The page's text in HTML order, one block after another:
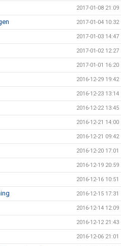
2017-01-08 21:09
2017-01-04 10:32
2017-01-03 14:47
2017-01-02 12:27
2017-01-01 16:20
2016-12-29 19:42
2016-12-23 13:14
2016-12-22 13:45
2016-12-21 14:00
2016-12-21 09:42
2016-12-20 17:01
2016-12-19 20:59
2016-12-16 10:51
2016-12-15 17:31
2016-12-14 12:09
2016-12-12 21:43
2016-12-06 21:01